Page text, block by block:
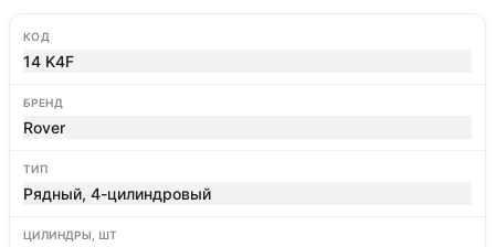
КОД
14 K4F
БРЕНД
Rover
ТИП
Рядный, 4-цилиндровый
ЦИЛИНДРЫ, ШТ